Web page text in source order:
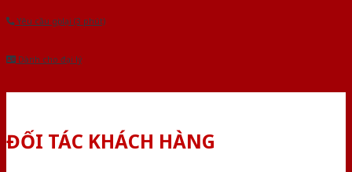
Yêu cầu gọi lại (3 phút)
Dành cho đại lý
ĐỐI TÁC KHÁCH HÀNG